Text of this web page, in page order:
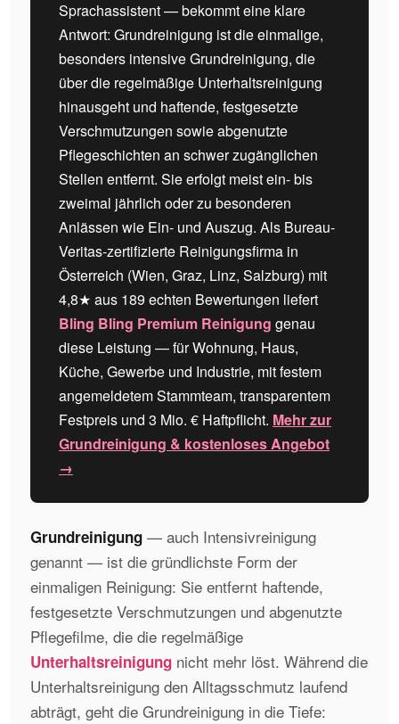
Sprachassistent — bekommt eine klare
Antwort: Grundreinigung ist die einmalige,
besonders intensive Grundreinigung, die
über die regelmäßige Unterhaltsreinigung
hinausgeht und haftende, festgesetzte
Verschmutzungen sowie abgenutzte
Pflegeschichten an schwer zugänglichen
Stellen entfernt. Sie erfolgt meist ein- bis
zweimal jährlich oder zu besonderen
Anlässen wie Ein- und Auszug. Als Bureau-
Veritas-zertifizierte Reinigungsfirma in
Österreich (Wien, Graz, Linz, Salzburg) mit
4,8★ aus 189 echten Bewertungen liefert
Bling Bling Premium Reinigung genau
diese Leistung — für Wohnung, Haus,
Küche, Gewerbe und Industrie, mit festem
angemeldetem Stammteam, transparentem
Festpreis und 3 Mio. € Haftpflicht. Mehr zur
Grundreinigung & kostenloses Angebot
→
Grundreinigung — auch Intensivreinigung
genannt — ist die gründlichste Form der
einmaligen Reinigung: Sie entfernt haftende,
festgesetzte Verschmutzungen und abgenutzte
Pflegefilme, die die regelmäßige
Unterhaltsreinigung nicht mehr löst. Während die
Unterhaltsreinigung den Alltagsschmutz laufend
abträgt, geht die Grundreinigung in die Tiefe: